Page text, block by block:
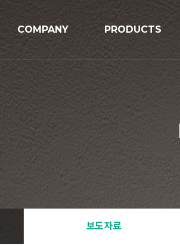
COMPANY
기업개요
인증현황
오시는길
PRODUCTS
보도자료